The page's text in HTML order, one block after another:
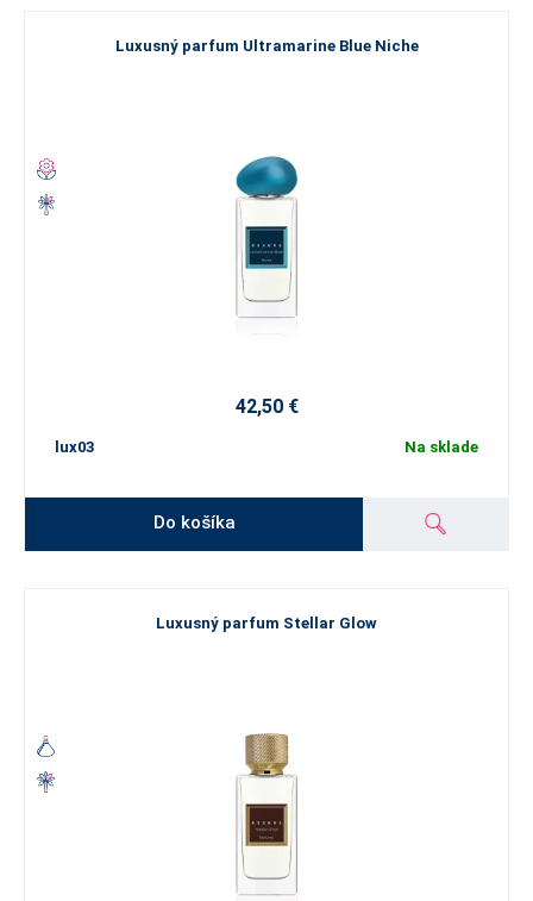
Luxusný parfum Ultramarine Blue Niche
42,50 €
lux03 Na sklade
Do košíka
Luxusný parfum Stellar Glow